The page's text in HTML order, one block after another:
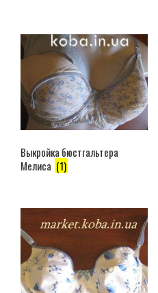
Выкройка бюстгальтера
Мелиса (1)